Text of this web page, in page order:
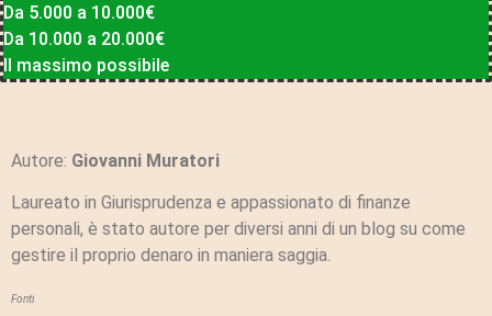
Da 5.000 a 10.000€
Da 10.000 a 20.000€
Il massimo possibile
Autore: Giovanni Muratori
Laureato in Giurisprudenza e appassionato di finanze
personali, è stato autore per diversi anni di un blog su come
gestire il proprio denaro in maniera saggia.
Fonti